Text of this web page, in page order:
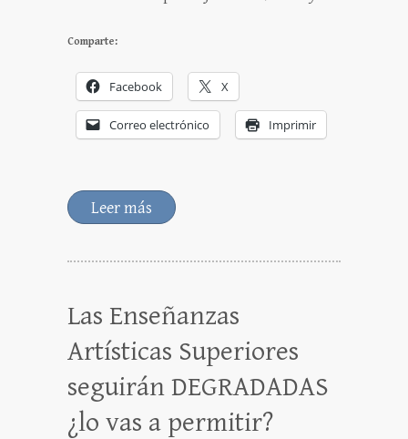
Comparte:
Facebook X
Correo electrónico Imprimir
Leer más
Las Enseñanzas
Artísticas Superiores
seguirán DEGRADADAS
¿lo vas a permitir?